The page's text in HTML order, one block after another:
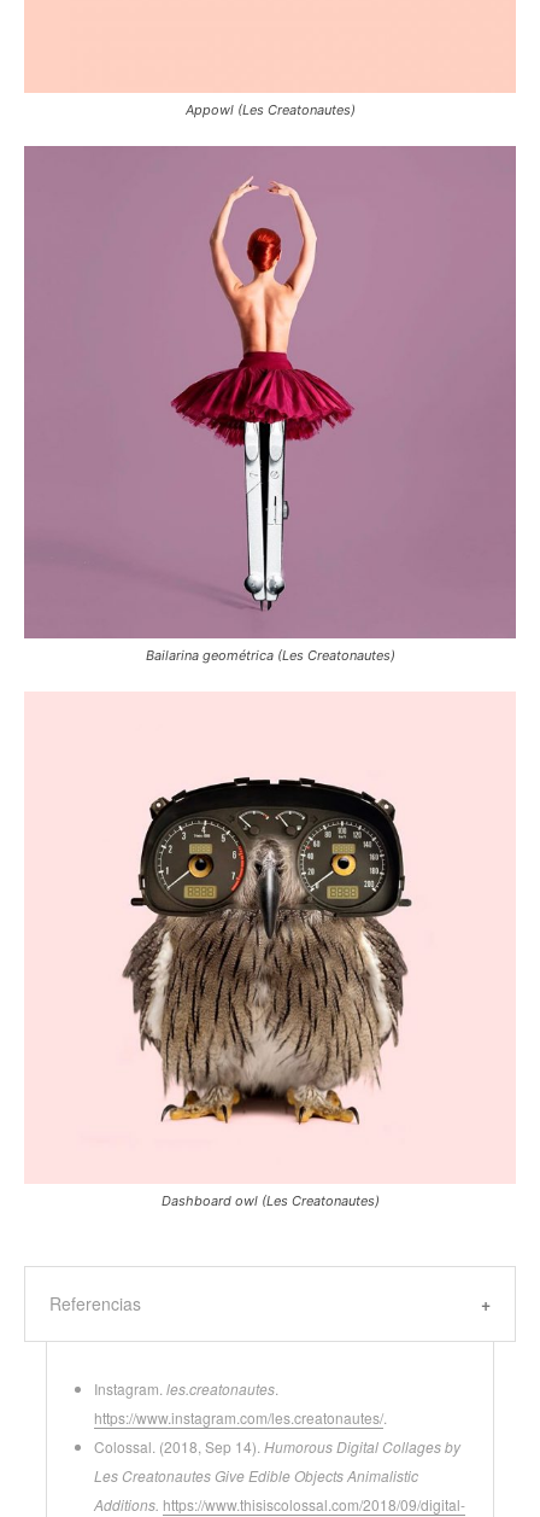
Appowl (Les Creatonautes)
Bailarina geométrica (Les Creatonautes)
Dashboard owl (Les Creatonautes)
Referencias
Instagram.les.creatonautes.
https://www.instagram.com/les.creatonautes/.
Colossal. (2018, Sep 14).Humorous Digital Collages by
Les Creatonautes Give Edible Objects Animalistic
Additions. https://www.thisiscolossal.com/2018/09/digital-